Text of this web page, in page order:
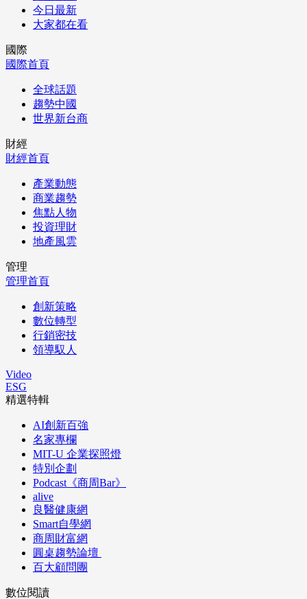
今日最新
大家都在看
國際
國際首頁
全球話題
趨勢中國
世界新台商
財經
財經首頁
產業動態
商業趨勢
焦點人物
投資理財
地產風雲
管理
管理首頁
創新策略
數位轉型
行銷密技
領導馭人
Video
ESG
精選特輯
AI創新百強
名家專欄
MIT-U 企業探照燈
特別企劃
Podcast《商周Bar》
alive
良醫健康網
Smart自學網
商周財富網
圓桌趨勢論壇
百大顧問團
數位閱讀